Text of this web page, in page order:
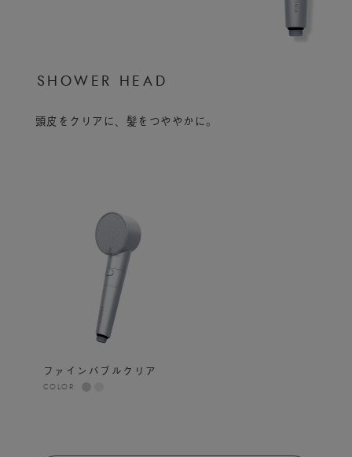
S H OW E R H E A D
頭皮をクリアに、髪をつややかに。
ファインバブルクリア
COLOR: